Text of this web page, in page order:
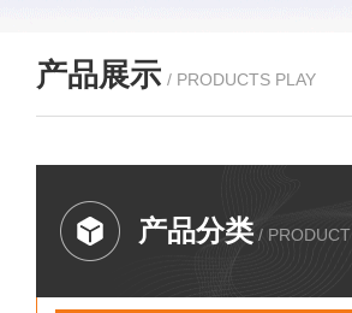
产品展示 / PRODUCTS PLAY
产品分类 / PRODUCT